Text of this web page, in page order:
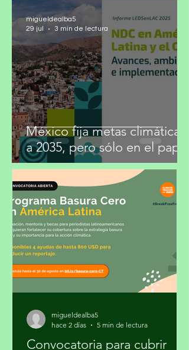
México fija metas climáticas
a 2035, pero sólo en el papel
migueldealba5
29 jul
3 min de lectura
hace 2 días
5 min de lectura